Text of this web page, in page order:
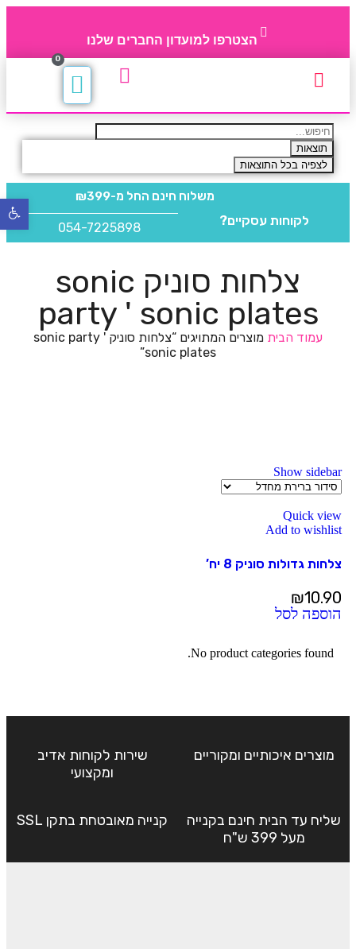
הצטרפו למועדון החברים שלנו
0
תוצאות
לצפיה בכל התוצאות
משלוח חינם החל מ-₪399
לקוחות עסקיים? 054-7225898
צלחות סוניק sonic
party ' sonic plates
עמוד הבית
מוצרים המתויגים “צלחות סוניק sonic party '
sonic plates”
Show sidebar
Quick view
Add to wishlist
צלחות גדולות סוניק 8 יח’
₪10.90
הוספה לסל
No product categories found.
מוצרים איכותיים ומקוריים
שירות לקוחות אדיב
ומקצועי
שליח עד הבית חינם בקנייה
מעל 399 ש"ח
קנייה מאובטחת בתקן SSL
פתח